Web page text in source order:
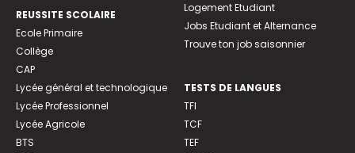
REUSSITE SCOLAIRE
Ecole Primaire
Collège
CAP
Lycée général et technologique
Lycée Professionnel
Lycée Agricole
BTS
Logement Etudiant
Jobs Etudiant et Alternance
Trouve ton job saisonnier
TESTS DE LANGUES
TFI
TCF
TEF